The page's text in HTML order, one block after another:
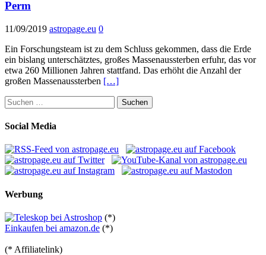
Perm
11/09/2019 astropage.eu 0
Ein Forschungsteam ist zu dem Schluss gekommen, dass die Erde
ein bislang unterschätztes, großes Massenaussterben erfuhr, das vor
etwa 260 Millionen Jahren stattfand. Das erhöht die Anzahl der
großen Massenaussterben […]
Suchen
nach:
Social Media
Werbung
(*)
Einkaufen bei amazon.de (*)
(* Affiliatelink)